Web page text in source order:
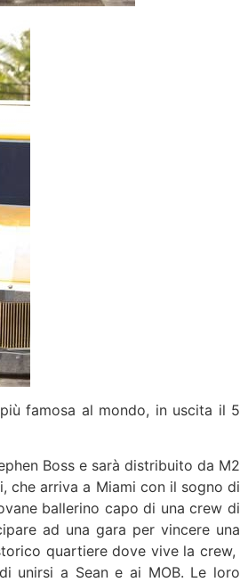
famosa al mondo, in uscita il 5
Boss e sarà distribuito da M2
che arriva a Miami con il sogno di
ballerino capo di una crew di
ad una gara per vincere una
quartiere dove vive la crew,
unirsi a Sean e ai MOB. Le loro